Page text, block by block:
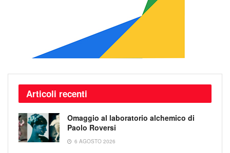
Articoli recenti
Omaggio al laboratorio alchemico di
Paolo Roversi
6 AGOSTO 2026